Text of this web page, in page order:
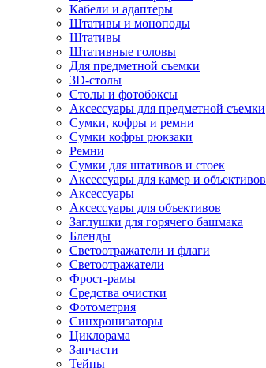
Кабели и адаптеры
Штативы и моноподы
Штативы
Штативные головы
Для предметной съемки
3D-столы
Столы и фотобоксы
Аксессуары для предметной съемки
Сумки, кофры и ремни
Сумки кофры рюкзаки
Ремни
Сумки для штативов и стоек
Аксессуары для камер и объективов
Аксессуары
Аксессуары для объективов
Заглушки для горячего башмака
Бленды
Светоотражатели и флаги
Светоотражатели
Фрост-рамы
Средства очистки
Фотометрия
Синхронизаторы
Циклорама
Запчасти
Тейпы